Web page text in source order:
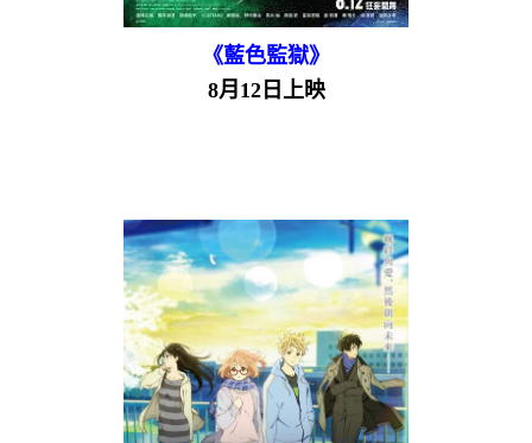
《藍色監獄》
8月12日上映